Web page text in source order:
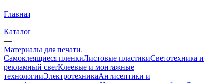
Главная
—
Каталог
—
Материалы для печати
Самоклеящиеся пленкиЛистовые пластикиСветотехника и
рекламный светКлеевые и монтажные
технологииЭлектротехникаАнтисептики и